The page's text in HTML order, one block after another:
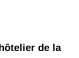
de la